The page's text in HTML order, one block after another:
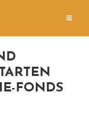
FONDS